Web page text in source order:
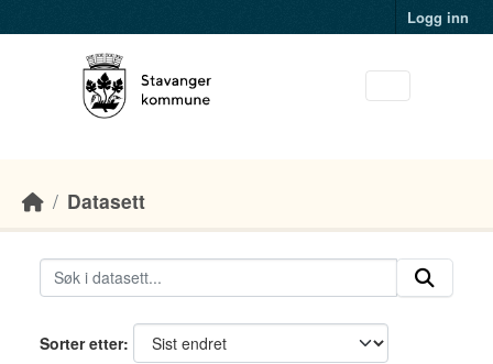
Logg inn
Datasett
Sorter etter